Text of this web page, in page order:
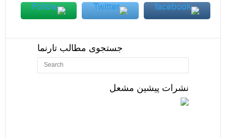
جستجوی مطالب تارنما
نشرات پیشین مشعل